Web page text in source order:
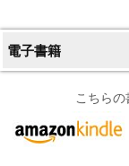
電子書籍
こちらの